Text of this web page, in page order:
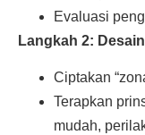
Evaluasi
Langkah 2:
Ciptakan
Terapkan
mudah,